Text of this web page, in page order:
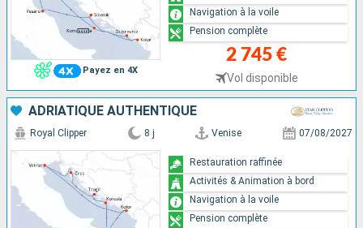
Payez en 4X
2 745 €
Vol disponible
Navigation à la voile
Pension complète
ADRIATIQUE AUTHENTIQUE
Royal Clipper 8 j Venise 07/08/2027
Restauration raffinée
Activités & Animation à bord
Navigation à la voile
Pension complète